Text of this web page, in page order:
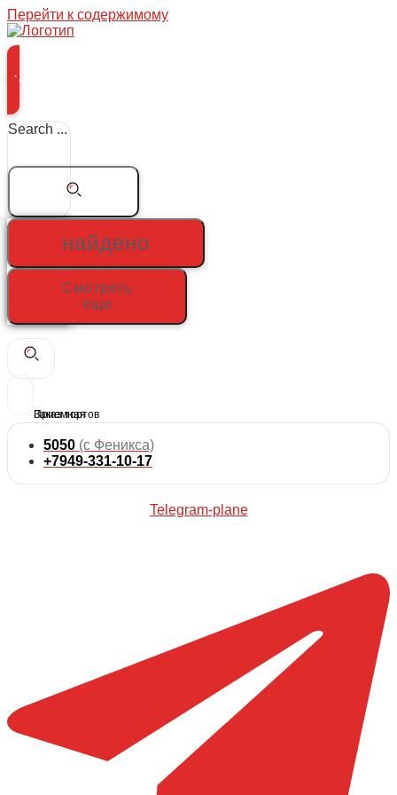
Перейти к содержимому
Меню
Search ...
найдено
Смотреть
еще
5050 (с Феникса)
+7949-331-10-17
Telegram-plane